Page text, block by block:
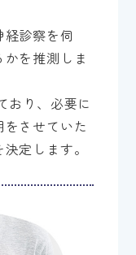
診察を伺
を推測しま
おり、必要に
させていた
定します。